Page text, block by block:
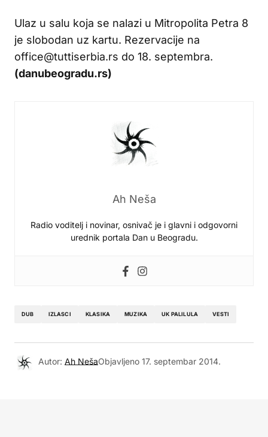
Ulaz u salu koja se nalazi u Mitropolita Petra 8
je slobodan uz kartu. Rezervacije na
office@tuttiserbia.rs do 18. septembra.
(danubeogradu.rs)
Ah Neša
Radio voditelj i novinar, osnivač je i glavni i odgovorni
urednik portala Dan u Beogradu.
DUB IZLASCI KLASIKA MUZIKA UK PALILULA VESTI
Autor: Ah NešaObjavljeno 17. septembar 2014.